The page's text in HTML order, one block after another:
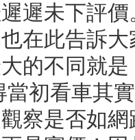
遲未下評
在此告訴
的不同就
當初看車其
察是否如